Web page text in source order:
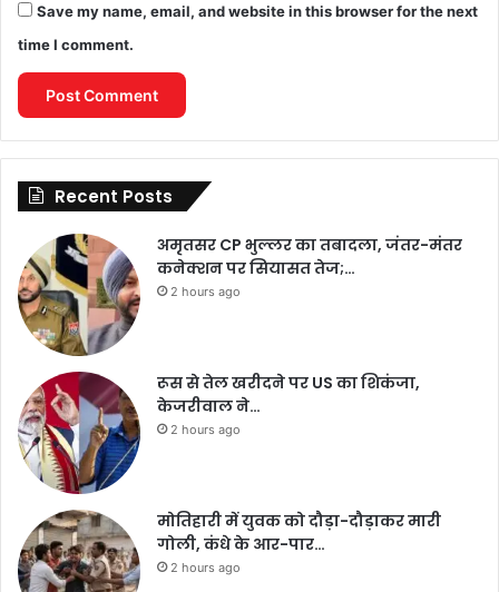
Save my name, email, and website in this browser for the next
time I comment.
Recent Posts
अमृतसर CP भुल्लर का तबादला, जंतर-मंतर
कनेक्शन पर सियासत तेज;…
2 hours ago
रूस से तेल खरीदने पर US का शिकंजा,
केजरीवाल ने…
2 hours ago
मोतिहारी में युवक को दौड़ा-दौड़ाकर मारी
गोली, कंधे के आर-पार…
2 hours ago